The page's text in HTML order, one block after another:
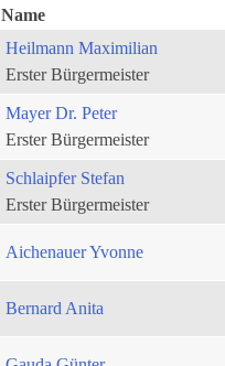
Name
Heilmann Maximilian
Erster Bürgermeister
Mayer Dr. Peter
Erster Bürgermeister
Schlaipfer Stefan
Erster Bürgermeister
Aichenauer Yvonne
Bernard Anita